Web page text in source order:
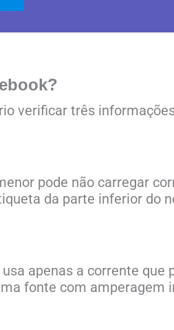
verificar três
pode não carregar
da parte inferior do
apenas a corrente que
fonte com amperagem